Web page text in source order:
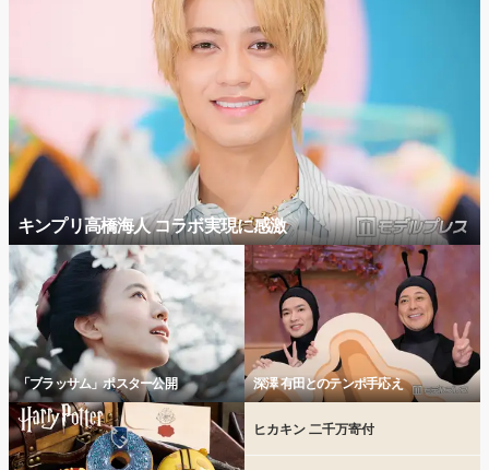
キンプリ高橋海人 コラボ実現に感激
「ブラッサム」ポスター公開 深澤 有田とのテンポ手応え
ヒカキン 二千万寄付